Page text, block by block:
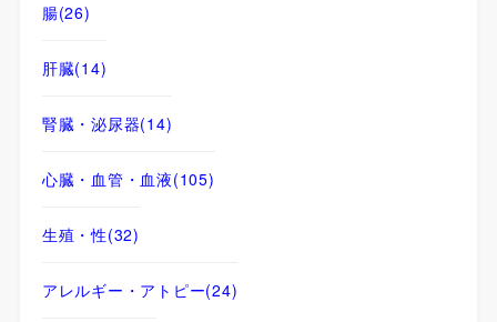
腸(26)
肝臓(14)
腎臓・泌尿器(14)
心臓・血管・血液(105)
生殖・性(32)
アレルギー・アトピー(24)